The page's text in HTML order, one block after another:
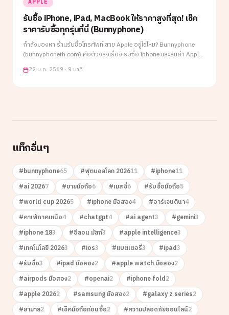
APPLE
รับซื้อ iPhone, iPad, MacBook ให้ราคาสูงที่สุด! เช็ค
ราคารับซื้อทุกรุ่นที่นี่ (Bunnyphone)
กำลังมองหา ร้านรับซื้อโทรศัพท์ สาย Apple อยู่ใช่ไหม? Bunnyphone
(bunnyphoneth.com) คือตัวจริงเรื่อง รับซื้อ iphone และสินค้า Apple
ทุกชนิด เราการันตี ขายกับเราได้สูงกว่าที่อื่น พร้อมบริการ รับซื้อถึงท
22 ม.ค. 2569 · 9 นาที
แท็กอื่นๆ
#bunnyphone65 #ฟุตบอลโลก 202611 #iphone11
#ai 20267 #ขายมือถือ6 #เมสซี่6 #รับซื้อมือถือ5
#world cup 20265 #iphone มือสอง4 #อาร์เจนตินา4
#คาเฟ่ภาคเหนือ4 #chatgpt4 #ai agent3 #gemini3
#iphone 183 #อีลอน มัสก์3 #apple intelligence3
#เทคโนโลยี 20263 #ios3 #แบตเตอรี่3 #ipad3
#รับซื้อ3 #ipad มือสอง2 #apple watch มือสอง2
#airpods มือสอง2 #openai2 #iphone fold2
#apple 20262 #samsung มือสอง2 #galaxy z series2
#ยามาล2 #เช็คมือถือก่อนซื้อ2 #ความปลอดภัยออนไลน์2